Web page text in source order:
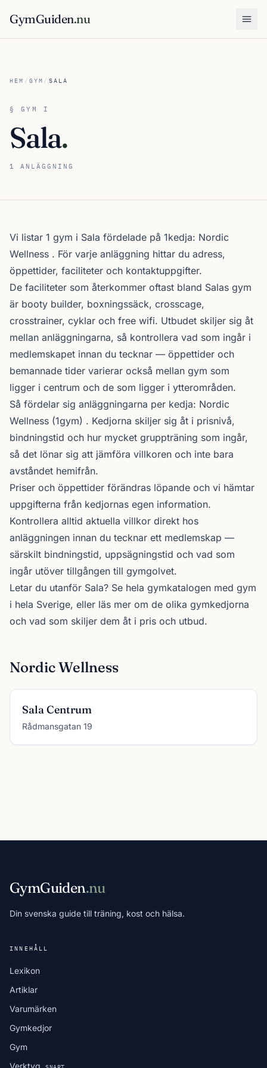
GymGuiden.nu
HEM / GYM / SALA
§ GYM I
Sala.
1 ANLÄGGNING
Om gymutbudet i Sala
Vi listar 1 gym i Sala fördelade på 1kedja: Nordic
Wellness . För varje anläggning hittar du adress,
öppettider, faciliteter och kontaktuppgifter.
De faciliteter som återkommer oftast bland Salas gym
är booty builder, boxningssäck, crosscage,
crosstrainer, cyklar och free wifi. Utbudet skiljer sig åt
mellan anläggningarna, så kontrollera vad som ingår i
medlemskapet innan du tecknar — öppettider och
bemannade tider varierar också mellan gym som
ligger i centrum och de som ligger i ytterområden.
Så fördelar sig anläggningarna per kedja: Nordic
Wellness (1gym) . Kedjorna skiljer sig åt i prisnivå,
bindningstid och hur mycket gruppträning som ingår,
så det lönar sig att jämföra villkoren och inte bara
avståndet hemifrån.
Priser och öppettider förändras löpande och vi hämtar
uppgifterna från kedjornas egen information.
Kontrollera alltid aktuella villkor direkt hos
anläggningen innan du tecknar ett medlemskap —
särskilt bindningstid, uppsägningstid och vad som
ingår utöver tillgången till gymgolvet.
Letar du utanför Sala? Se hela gymkatalogen med gym
i hela Sverige, eller läs mer om de olika gymkedjorna
och vad som skiljer dem åt i pris och utbud.
Nordic Wellness
Sala Centrum
Rådmansgatan 19
GymGuiden.nu
Din svenska guide till träning, kost och hälsa.
INNEHÅLL
Lexikon
Artiklar
Varumärken
Gymkedjor
Gym
Verktyg